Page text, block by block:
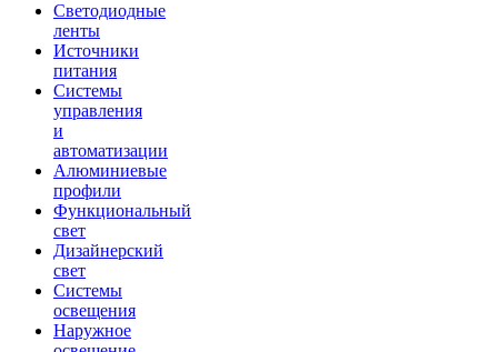
Светодиодные
ленты
Источники
питания
Системы
управления
и
автоматизации
Алюминиевые
профили
Функциональный
свет
Дизайнерский
свет
Системы
освещения
Наружное